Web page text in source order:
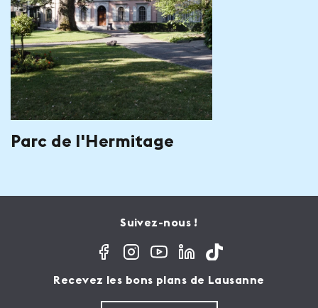
Parc de l'Hermitage
Suivez-nous !
Recevez les bons plans de Lausanne